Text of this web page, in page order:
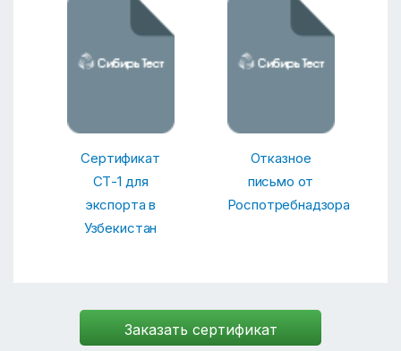
Сертификат
СТ-1 для
экспорта в
Узбекистан
Отказное
письмо от
Роспотребнадзора